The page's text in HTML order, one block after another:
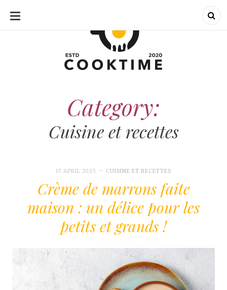
SKIP
CONTENT
CookTime : C'est l'heure de cuisiner !
Category:
Cuisine et recettes
17 APRIL 2025 CUISINE ET RECETTES
Crème de marrons faite
maison : un délice pour les
petits et grands !